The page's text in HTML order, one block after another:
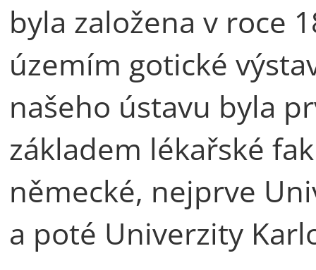
byla založena v roce
územím gotické
našeho ústavu byla
základem lékařské
německé, nejprve
a poté Univerzity